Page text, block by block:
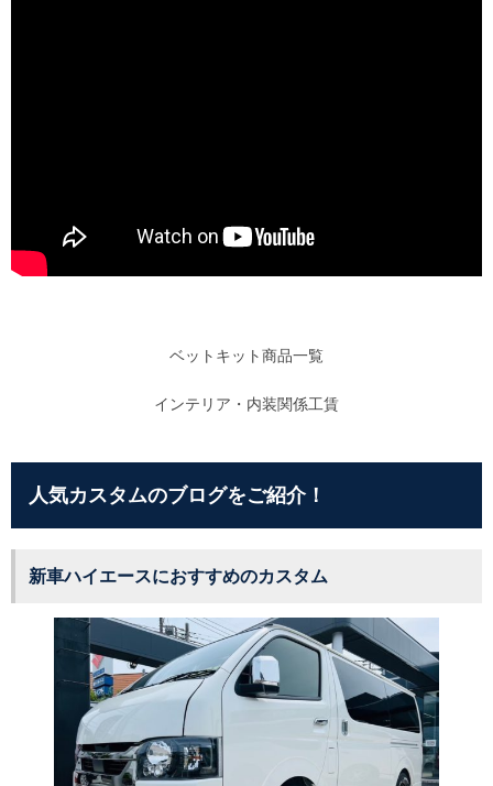
ベットキット商品一覧
インテリア・内装関係工賃
人気カスタムのブログをご紹介！
新車ハイエースにおすすめのカスタム